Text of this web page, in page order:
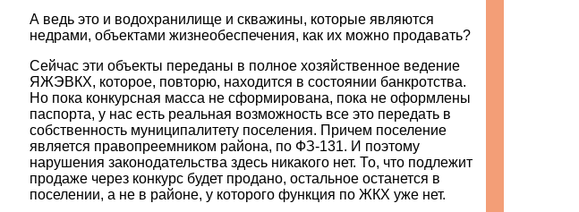
А ведь это и водохранилище и скважины, которые являются
недрами, объектами жизнеобеспечения, как их можно продавать?
Сейчас эти объекты переданы в полное хозяйственное ведение
ЯЖЭВКХ, которое, повторю, находится в состоянии банкротства.
Но пока конкурсная масса не сформирована, пока не оформлены
паспорта, у нас есть реальная возможность все это передать в
собственность муниципалитету поселения. Причем поселение
является правопреемником района, по ФЗ-131. И поэтому
нарушения законодательства здесь никакого нет. То, что подлежит
продаже через конкурс будет продано, остальное останется в
поселении, а не в районе, у которого функция по ЖКХ уже нет.